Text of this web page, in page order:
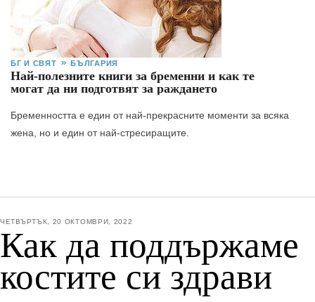
БГ И СВЯТ БЪЛГАРИЯ
Най-полезните книги за бременни и как те
могат да ни подготвят за раждането
Бременността е един от най-прекрасните моменти за всяка
жена, но и един от най-стресиращите.
ЧЕТВЪРТЪК, 20 ОКТОМВРИ, 2022
Как да поддържаме
костите си здрави